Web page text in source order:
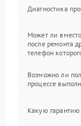
Диагностика
Может ли
после ремонта
телефон
Возможно ли
процессе
Какую гарантию